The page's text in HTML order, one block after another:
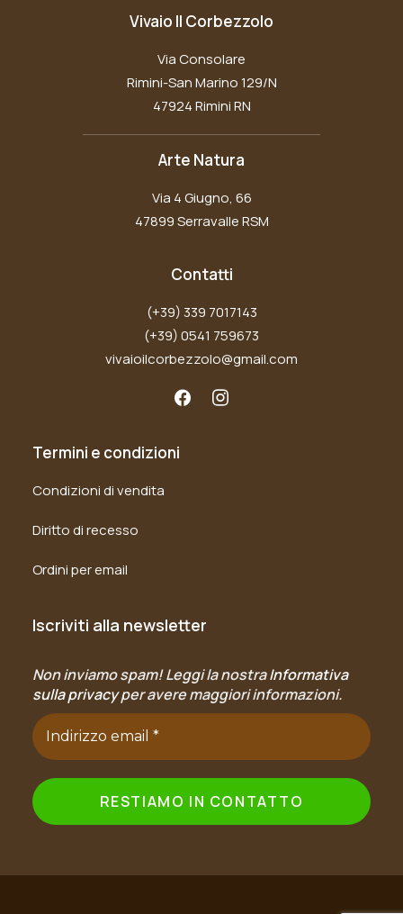
Vivaio Il Corbezzolo
Via Consolare
Rimini-San Marino 129/N
47924 Rimini RN
Arte Natura
Via 4 Giugno, 66
47899 Serravalle RSM
Contatti
(+39) 339 7017143
(+39) 0541 759673
vivaioilcorbezzolo@gmail.com
Termini e condizioni
Condizioni di vendita
Diritto di recesso
Ordini per email
Iscriviti alla newsletter
Non inviamo spam! Leggi la nostraInformativa
sulla privacyper avere maggiori informazioni.